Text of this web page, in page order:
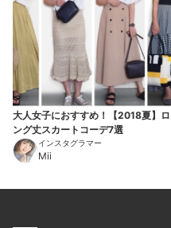
大人女子におすすめ！【2018夏】ロ
ング丈スカートコーデ7選
インスタグラマー
Mii